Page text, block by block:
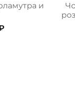
и
Текущая